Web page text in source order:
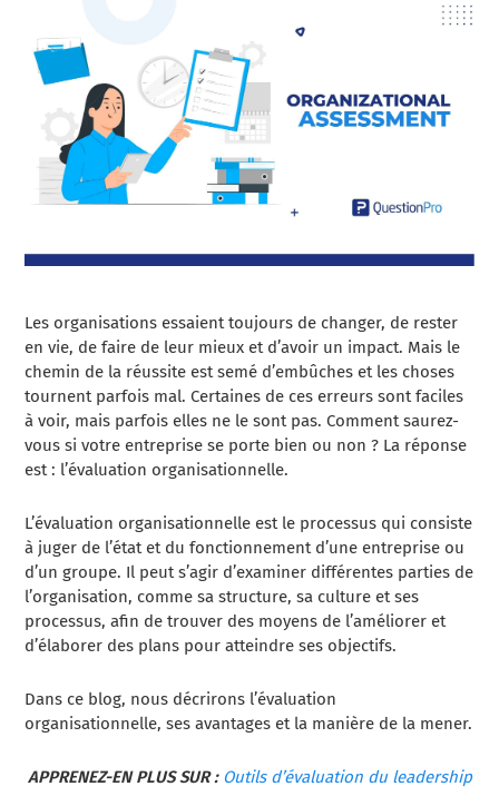
Les organisations essaient toujours de changer, de rester
en vie, de faire de leur mieux et d’avoir un impact. Mais le
chemin de la réussite est semé d’embûches et les choses
tournent parfois mal. Certaines de ces erreurs sont faciles
à voir, mais parfois elles ne le sont pas. Comment saurez-
vous si votre entreprise se porte bien ou non ? La réponse
est : l’évaluation organisationnelle.
L’évaluation organisationnelle est le processus qui consiste
à juger de l’état et du fonctionnement d’une entreprise ou
d’un groupe. Il peut s’agir d’examiner différentes parties de
l’organisation, comme sa structure, sa culture et ses
processus, afin de trouver des moyens de l’améliorer et
d’élaborer des plans pour atteindre ses objectifs.
Dans ce blog, nous décrirons l’évaluation
organisationnelle, ses avantages et la manière de la mener.
APPRENEZ-EN PLUS SUR : Outils d’évaluation du leadership